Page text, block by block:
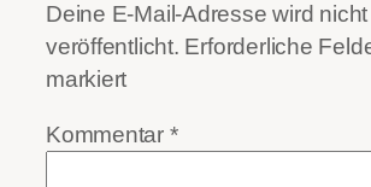
Deine E-Mail-Adresse wird nicht
veröffentlicht. Erforderliche
markiert
Kommentar *